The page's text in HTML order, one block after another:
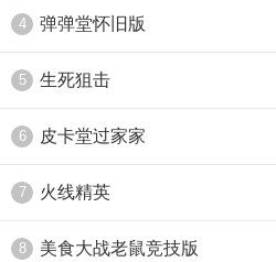
4 弹弹堂怀旧版
5 生死狙击
6 皮卡堂过家家
7 火线精英
8 美食大战老鼠竞技版